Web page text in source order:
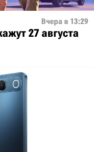
Вчера в 13:29
27 августа